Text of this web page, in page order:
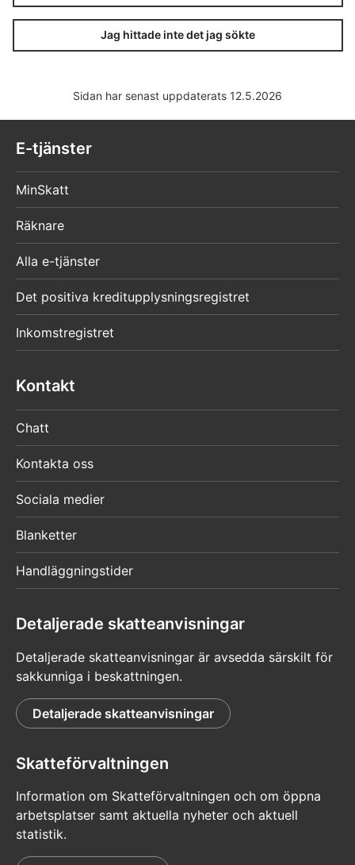
Jag hittade inte det jag sökte
Sidan har senast uppdaterats 12.5.2026
E-tjänster
MinSkatt
Räknare
Alla e-tjänster
Det positiva kreditupplysningsregistret
Inkomstregistret
Kontakt
Chatt
Kontakta oss
Sociala medier
Blanketter
Handläggningstider
Detaljerade skatteanvisningar
Detaljerade skatteanvisningar är avsedda särskilt för
sakkunniga i beskattningen.
Detaljerade skatteanvisningar
Skatteförvaltningen
Information om Skatteförvaltningen och om öppna
arbetsplatser samt aktuella nyheter och aktuell
statistik.